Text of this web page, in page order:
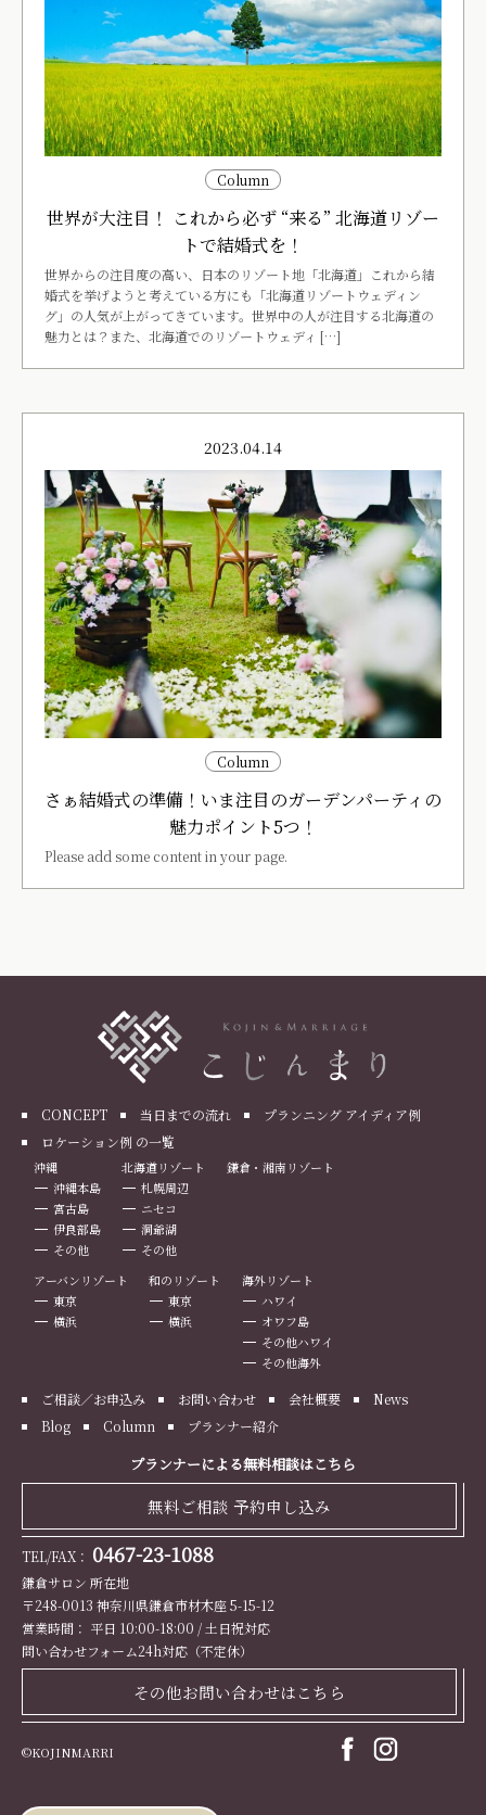
Column
世界が大注目！ これから必ず “来る” 北海道リゾー
トで結婚式を！
世界からの注目度の高い、日本のリゾート地「北海道」これから結
婚式を挙げようと考えている方にも「北海道リゾートウェディン
グ」の人気が上がってきています。世界中の人が注目する北海道の
魅力とは？また、北海道でのリゾートウェディ […]
2023.04.14
Column
さぁ結婚式の準備！いま注目のガーデンパーティの
魅力ポイント5つ！
Please add some content in your page.
CONCEPT 当日までの流れ
プランニング アイディア例
ロケーション例 の一覧
沖縄
沖縄本島
宮古島
伊良部島
その他
北海道リゾート
札幌周辺
ニセコ
洞爺湖
その他
鎌倉・湘南リゾート
アーバンリゾート
東京
横浜
和のリゾート
東京
横浜
海外リゾート
ハワイ
オワフ島
その他ハワイ
その他海外
ご相談／お申込み お問い合わせ 会社概要
News
Blog
Column プランナー紹介
プランナーによる無料相談はこちら
無料ご相談 予約申し込み
TEL/FAX： 0467-23-1088
鎌倉サロン 所在地
〒248-0013 神奈川県鎌倉市材木座 5-15-12
営業時間： 平日 10:00-18:00 / 土日祝対応
問い合わせフォーム24h対応（不定休）
その他お問い合わせはこちら
©KOJINMARRI